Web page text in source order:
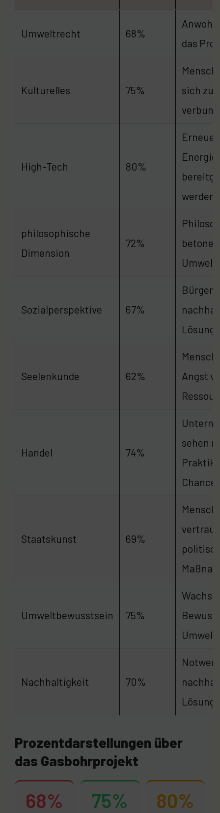
Umweltrecht 68%
das
Kulturelles 75%
sich
High-Tech 80%
werden
philosophische
Dimension
72%
betonen
Sozialperspektive 67%
Bürger
Seelenkunde 62%
Angst
Handel 74%
sehen
Chance
Staatskunst 69%
Umweltbewusstsein 75%
Nachhaltigkeit 70%
Prozentdarstellungen über
das Gasbohrprojekt
68% 75%
80%